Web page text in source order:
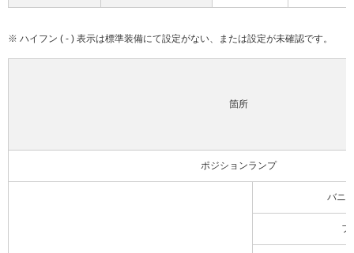
※ ハイフン ( - ) 表示は標準装備にて設定がない、または設定が未確認です。
箇所
ポジションランプ
バニ
フ